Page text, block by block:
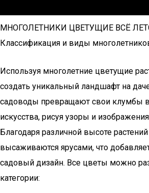
МНОГОЛЕТНИКИ ЦВЕТУЩИЕ ВСЁ
Классификация и виды
Используя многолетние цветущие
создать уникальный ландшафт на
садоводы превращают свои клумбы
искусства, рисуя узоры и
Благодаря различной высоте
высаживаются ярусами, что
садовый дизайн. Все цветы можно
категории: